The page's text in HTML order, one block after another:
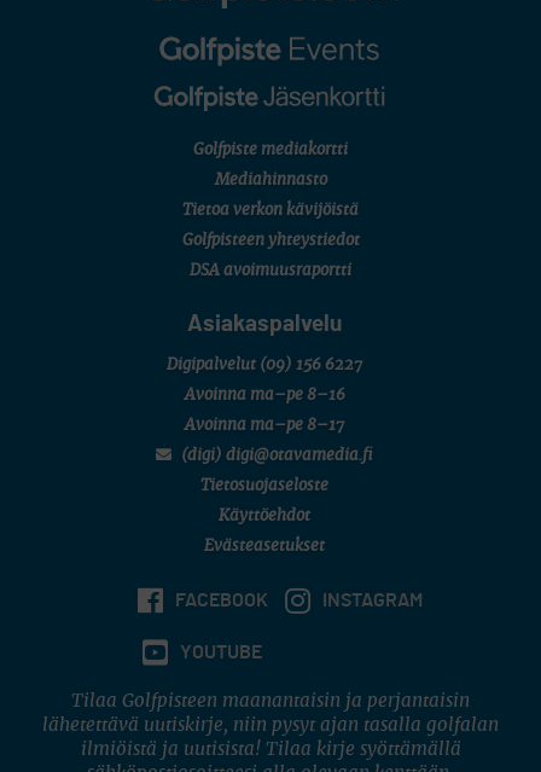
Golfpiste mediakortti
Mediahinnasto
Tietoa verkon kävijöistä
Golfpisteen yhteystiedot
DSA avoimuusraportti
Asiakaspalvelu
Digipalvelut (09) 156 6227
Avoinna ma–pe 8–16
Avoinna ma–pe 8–17
(digi) digi@otavamedia.fi
Tietosuojaseloste
Käyttöehdot
Evästeasetukset
FACEBOOK INSTAGRAM
YOUTUBE
Tilaa Golfpisteen maanantaisin ja perjantaisin
lähetettävä uutiskirje, niin pysyt ajan tasalla golfalan
ilmiöistä ja uutisista! Tilaa kirje syöttämällä